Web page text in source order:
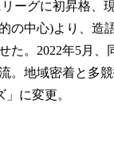
ーグに初昇格、
の中心)より、造
た。2022年5月
。地域密着と多
に変更。